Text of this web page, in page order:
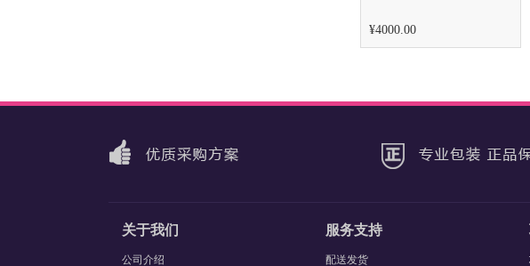
¥4000.00
关于我们
公司介绍
服务支持
配送发货